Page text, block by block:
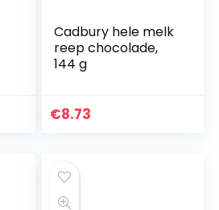
Cadbury hele melk
reep chocolade,
144 g
€8.73